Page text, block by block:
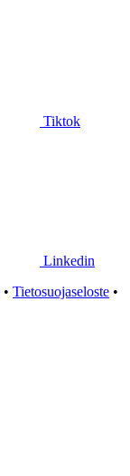
Tiktok
Linkedin
• Tietosuojaseloste •